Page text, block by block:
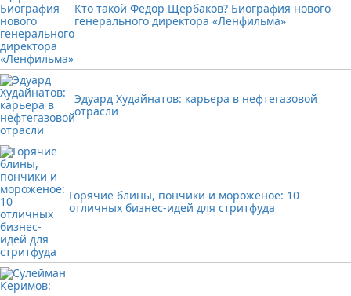
Кто такой Федор Щербаков? Биография нового
генерального директора «Ленфильма»
Эдуард Худайнатов: карьера в нефтегазовой
отрасли
Горячие блины, пончики и мороженое: 10
отличных бизнес-идей для стритфуда